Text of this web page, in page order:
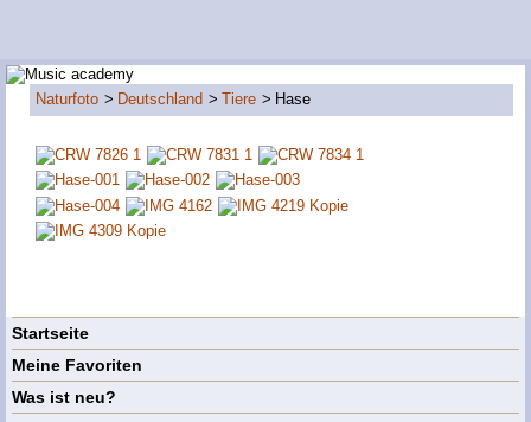
Naturfoto Deutschland Tiere Hase
Startseite
Meine Favoriten
Was ist neu?